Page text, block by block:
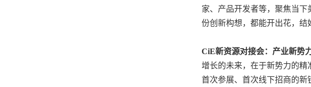
家、产品开发者等，聚焦当
份创新构想，都能开出花，结
CiE新资源对接会：产业新势
增长的未来，在于新势力的精
首次参展、首次线下招商的新